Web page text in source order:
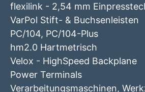
flexilink - 2,54 mm
VarPol Stift- & Buchsenleisten
PC/104, PC/104-Plus
hm2.0 Hartmetrisch
Velox - HighSpeed Backplane
Power Terminals
Verarbeitungsmaschinen,